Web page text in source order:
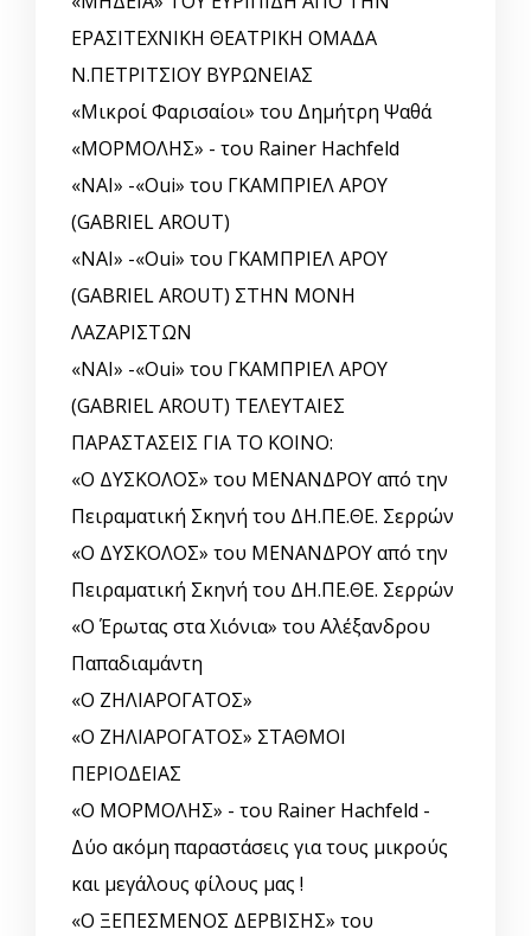
ΕΡΑΣΙΤΕΧΝΙΚΗ ΘΕΑΤΡΙΚΗ ΟΜΑΔΑ
Ν.ΠΕΤΡΙΤΣΙΟΥ ΒΥΡΩΝΕΙΑΣ
«Μικροί Φαρισαίοι» του Δημήτρη Ψαθά
«ΜΟΡΜΟΛΗΣ» - του Rainer Hachfeld
«ΝΑΙ» -«Oui» του ΓΚΑΜΠΡΙΕΛ ΑΡΟΥ
(GABRIEL AROUT)
«ΝΑΙ» -«Oui» του ΓΚΑΜΠΡΙΕΛ ΑΡΟΥ
(GABRIEL AROUT) ΣΤΗΝ ΜΟΝΗ
ΛΑΖΑΡΙΣΤΩΝ
«ΝΑΙ» -«Oui» του ΓΚΑΜΠΡΙΕΛ ΑΡΟΥ
(GABRIEL AROUT) ΤΕΛΕΥΤΑΙΕΣ
ΠΑΡΑΣΤΑΣΕΙΣ ΓΙΑ ΤΟ ΚΟΙΝΟ:
«Ο ΔΥΣΚΟΛΟΣ» του ΜΕΝΑΝΔΡΟΥ από την
Πειραματική Σκηνή του ΔΗ.ΠΕ.ΘΕ. Σερρών
«Ο ΔΥΣΚΟΛΟΣ» του ΜΕΝΑΝΔΡΟΥ από την
Πειραματική Σκηνή του ΔΗ.ΠΕ.ΘΕ. Σερρών
«Ο Έρωτας στα Χιόνια» του Αλέξανδρου
Παπαδιαμάντη
«Ο ΖΗΛΙΑΡΟΓΑΤΟΣ»
«Ο ΖΗΛΙΑΡΟΓΑΤΟΣ» ΣΤΑΘΜΟΙ
ΠΕΡΙΟΔΕΙΑΣ
«Ο ΜΟΡΜΟΛΗΣ» - του Rainer Hachfeld -
Δύο ακόμη παραστάσεις για τους μικρούς
και μεγάλους φίλους μας !
«Ο ΞΕΠΕΣΜΕΝΟΣ ΔΕΡΒΙΣΗΣ» του